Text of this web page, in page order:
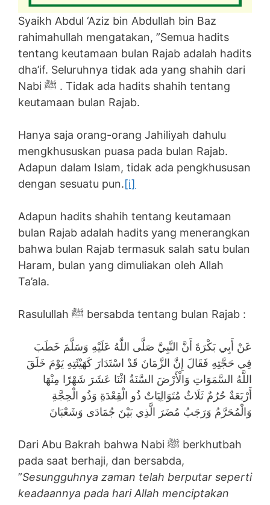
Syaikh Abdul ‘Aziz bin Abdullah bin Baz
rahimahullah mengatakan, ”Semua hadits
tentang keutamaan bulan Rajab adalah hadits
dha’if. Seluruhnya tidak ada yang shahih dari
Nabi ﷺ . Tidak ada hadits shahih tentang
keutamaan bulan Rajab.
Hanya saja orang-orang Jahiliyah dahulu
mengkhususkan puasa pada bulan Rajab.
Adapun dalam Islam, tidak ada pengkhususan
dengan sesuatu pun.[i]
Adapun hadits shahih tentang keutamaan
bulan Rajab adalah hadits yang menerangkan
bahwa bulan Rajab termasuk salah satu bulan
Haram, bulan yang dimuliakan oleh Allah
Ta’ala.
Rasulullah ﷺ bersabda tentang bulan Rajab :
عَنْ أَبِي بَكْرَةَ أَنَّ النَّبِيَّ صَلَّى اللَّهُ عَلَيْهِ وَسَلَّمَ خَطَبَ
فِي حَجَّتِهِ فَقَالَ إِنَّ الزَّمَانَ قَدْ اسْتَدَارَ كَهَيْئَتِهِ يَوْمَ خَلَقَ
اللَّهُ السَّمَوَاتِ وَالْأَرْضَ السَّنَةُ اثْنَا عَشَرَ شَهْرًا مِنْهَا
أَرْبَعَةٌ حُرُمٌ ثَلَاثٌ مُتَوَالِيَاتٌ ذُو الْقِعْدَةِ وَذُو الْحِجَّةِ
وَالْمُحَرَّمُ وَرَجَبُ مُضَرَ الَّذِي بَيْنَ جُمَادَى وَشَعْبَانَ
Dari Abu Bakrah bahwa Nabi ﷺ berkhutbah
pada saat berhaji, dan bersabda,
”Sesungguhnya zaman telah berputar seperti
keadaannya pada hari Allah menciptakan